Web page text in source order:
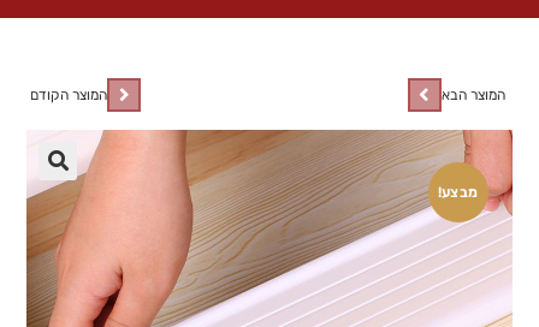
מבצע!
המוצר הקודם המוצר הבא
🔍